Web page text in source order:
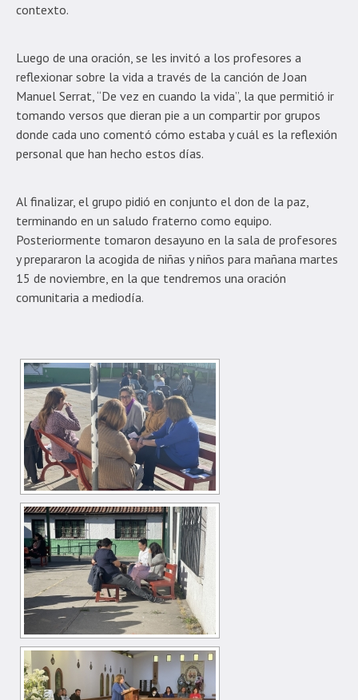
contexto.
Luego de una oración, se les invitó a los profesores a
reflexionar sobre la vida a través de la canción de Joan
Manuel Serrat, “De vez en cuando la vida”, la que permitió ir
tomando versos que dieran pie a un compartir por grupos
donde cada uno comentó cómo estaba y cuál es la reflexión
personal que han hecho estos días.
Al finalizar, el grupo pidió en conjunto el don de la paz,
terminando en un saludo fraterno como equipo.
Posteriormente tomaron desayuno en la sala de profesores
y prepararon la acogida de niñas y niños para mañana martes
15 de noviembre, en la que tendremos una oración
comunitaria a mediodía.